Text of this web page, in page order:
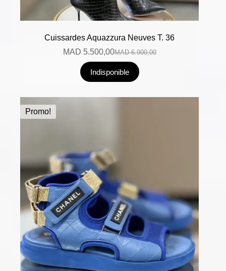
Cuissardes Aquazzura Neuves T. 36
MAD6.900,00
MAD 5.500,00
Indisponible
Promo!